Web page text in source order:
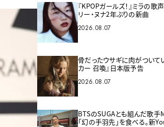
『KPOPガールズ！』ミラの歌
リー・ヌナ2年ぶりの新曲
2026.08.07
骨だったウサギに肉がついてい
カー 召喚』日本版予告
2026.08.07
BTSのSUGAとも組んだ歌手
「幻の手羽先」を食べる。新